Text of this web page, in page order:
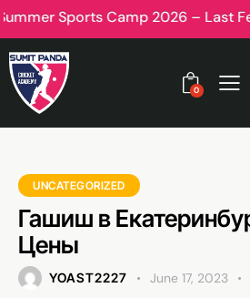
Sports Camp 2026 – Last Few
0
UNCATEGORIZED
Гашиш в
Цены
YOAST2227 June 17, 2023